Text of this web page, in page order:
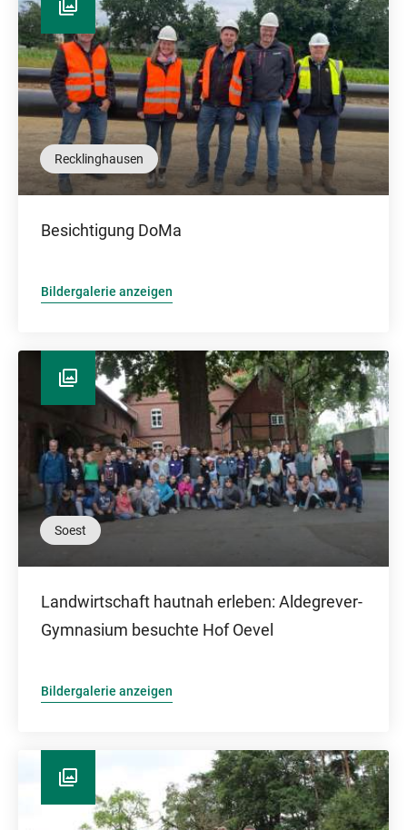
Recklinghausen
Besichtigung DoMa
Bildergalerie anzeigen
Soest
Landwirtschaft hautnah erleben: Aldegrever-
Gymnasium besuchte Hof Oevel
Bildergalerie anzeigen